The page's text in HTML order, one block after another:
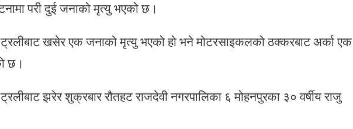
परी दुई जनाको मृत्यु भएको छ।
खसेर एक जनाको मृत्यु भएको हो भने मोटरसाइकलको ठक्करबाट अर्का एक
छ।
झरेर शुक्रबार रौतहट राजदेवी नगरपालिका ६ मोहनपुरका ३० वर्षीय राजु